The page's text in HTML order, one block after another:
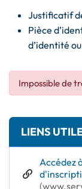
Justificatif
Pièce
d’identité
Impossible de
LIENS
Accédez